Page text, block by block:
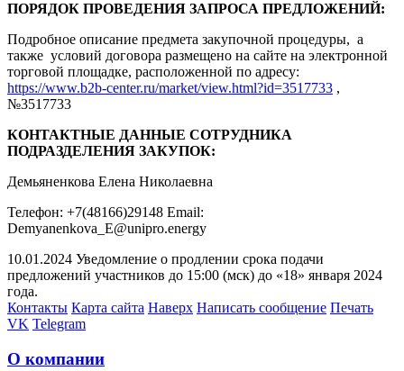
ПОРЯДОК ПРОВЕДЕНИЯ ЗАПРОСА ПРЕДЛОЖЕНИЙ:
Подробное описание предмета закупочной процедуры, а
также условий договора размещено на сайте на электронной
торговой площадке, расположенной по адресу:
https://www.b2b-center.ru/market/view.html?id=3517733 ,
№3517733
КОНТАКТНЫЕ ДАННЫЕ СОТРУДНИКА
ПОДРАЗДЕЛЕНИЯ ЗАКУПОК:
Демьяненкова Елена Николаевна
Телефон: +7(48166)29148 Email:
Demyanenkova_E@unipro.energy
10.01.2024 Уведомление о продлении срока подачи
предложений участников до 15:00 (мск) до «18» января 2024
года.
Контакты Карта сайта Наверх Написать сообщение Печать
VK Telegram
О компании